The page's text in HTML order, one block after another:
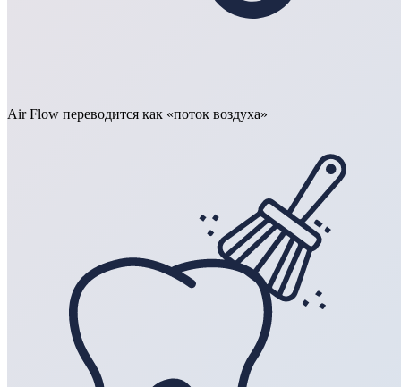
Air Flow переводится как «поток воздуха»